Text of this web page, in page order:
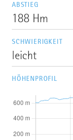
ABSTIEG
188 Hm
SCHWIERIGKEIT
leicht
HÖHENPROFIL